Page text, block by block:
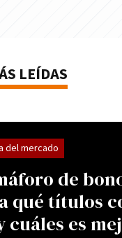
LEÍDAS
de
qué títulos
cuáles es
del mercado